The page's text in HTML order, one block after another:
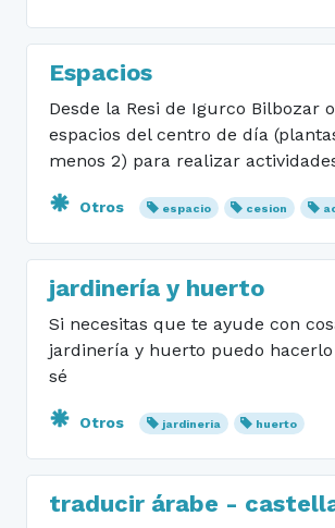
Espacios
Desde la Resi de Igurco Bilbozar
espacios del centro de día
menos 2) para realizar
Otros espacio cesion
jardinería y huerto
Si necesitas que te ayude con
jardinería y huerto puedo
sé
Otros jardineria huerto
traducir árabe -